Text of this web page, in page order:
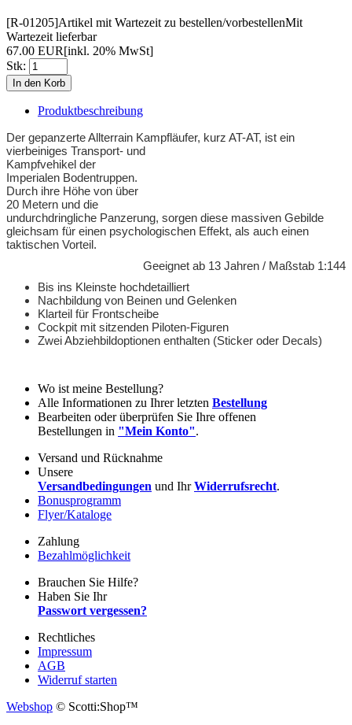
[R-01205]Artikel mit Wartezeit zu bestellen/vorbestellenMit
Wartezeit lieferbar
67.00 EUR[inkl. 20% MwSt]
Stk:
Produktbeschreibung
Der gepanzerte Allterrain Kampfläufer, kurz AT-AT, ist ein
vierbeiniges Transport- und
Kampfvehikel der
Imperialen Bodentruppen.
Durch ihre Höhe von über
20 Metern und die
undurchdringliche Panzerung, sorgen diese massiven Gebilde
gleichsam für einen psychologischen Effekt, als auch einen
taktischen Vorteil.
Geeignet ab 13 Jahren / Maßstab 1:144
Bis ins Kleinste hochdetailliert
Nachbildung von Beinen und Gelenken
Klarteil für Frontscheibe
Cockpit mit sitzenden Piloten-Figuren
Zwei Abziehbildoptionen enthalten (Sticker oder Decals)
Wo ist meine Bestellung?
Alle Informationen zu Ihrer letzten Bestellung
Bearbeiten oder überprüfen Sie Ihre offenen
Bestellungen in "Mein Konto".
Versand und Rücknahme
Unsere
Versandbedingungen und IhrWiderrufsrecht.
Bonusprogramm
Flyer/Kataloge
Zahlung
Bezahlmöglichkeit
Brauchen Sie Hilfe?
Haben Sie Ihr
Passwort vergessen?
Rechtliches
Impressum
AGB
Widerruf starten
Webshop © Scotti:Shop™